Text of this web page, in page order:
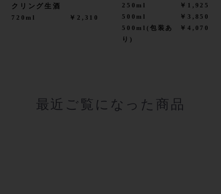
クリング生酒
720ml ￥2,310
250ml
￥1,925
500ml
￥3,850
500ml(包装あ
り)
￥4,070
最近ご覧になった商品